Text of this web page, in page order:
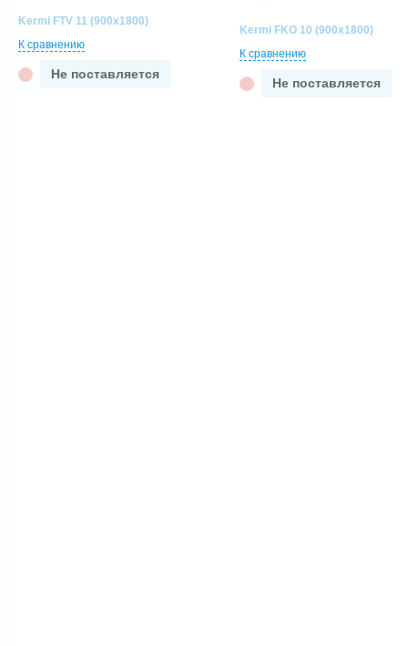
Kermi FTV 11 (900x1800)
К сравнению
Не поставляется
Kermi FKO 10 (900x1800)
К сравнению
Не поставляется